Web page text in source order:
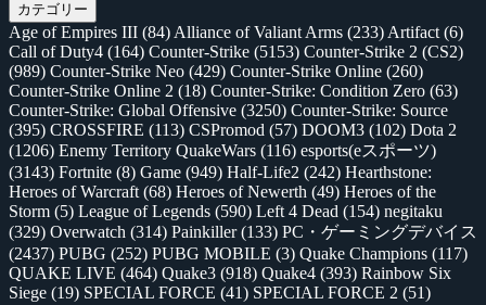
カテゴリー
Age of Empires III (84) Alliance of Valiant Arms (233) Artifact (6)
Call of Duty4 (164) Counter-Strike (5153) Counter-Strike 2 (CS2)
(989) Counter-Strike Neo (429) Counter-Strike Online (260)
Counter-Strike Online 2 (18) Counter-Strike: Condition Zero (63)
Counter-Strike: Global Offensive (3250) Counter-Strike: Source
(395) CROSSFIRE (113) CSPromod (57) DOOM3 (102) Dota 2
(1206) Enemy Territory QuakeWars (116) esports(eスポーツ)
(3143) Fortnite (8) Game (949) Half-Life2 (242) Hearthstone:
Heroes of Warcraft (68) Heroes of Newerth (49) Heroes of the
Storm (5) League of Legends (590) Left 4 Dead (154) negitaku
(329) Overwatch (314) Painkiller(133) PC・ゲーミングデバイス
(2437) PUBG (252) PUBG MOBILE (3) Quake Champions (117)
QUAKE LIVE (464) Quake3 (918) Quake4 (393) Rainbow Six
Siege (19) SPECIAL FORCE (41) SPECIAL FORCE 2 (51)